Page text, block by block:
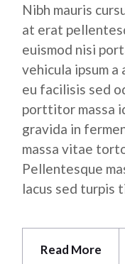
Nibh mauris
at erat
euismod nisi
vehicula ipsum a
eu facilisis sed
porttitor massa
gravida in
massa vitae
Pellentesque
lacus sed turpis
Read More